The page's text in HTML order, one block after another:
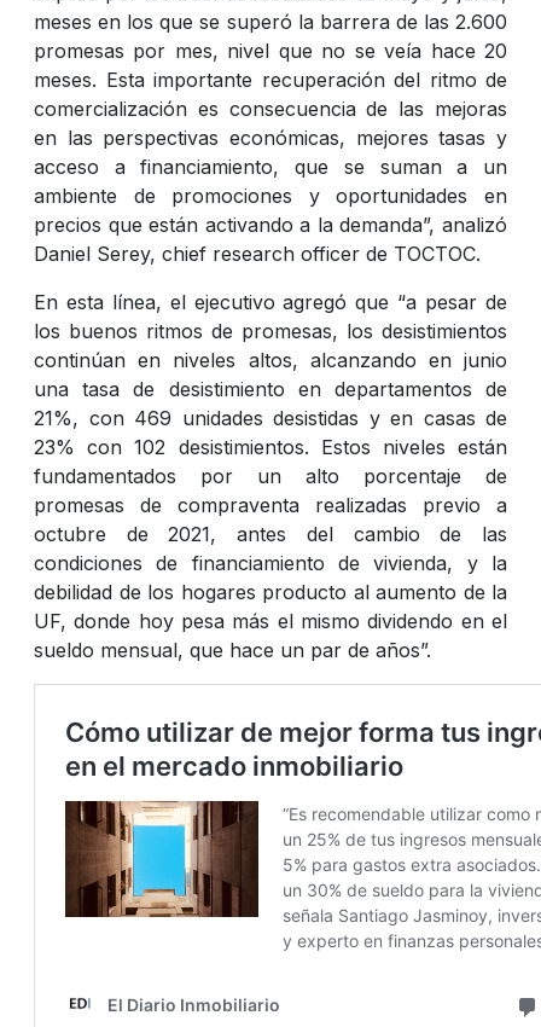
meses en los que se superó la barrera de las 2.600
promesas por mes, nivel que no se veía hace 20
meses. Esta importante recuperación del ritmo de
comercialización es consecuencia de las mejoras
en las perspectivas económicas, mejores tasas y
acceso a financiamiento, que se suman a un
ambiente de promociones y oportunidades en
precios que están activando a la demanda”, analizó
Daniel Serey, chief research officer de TOCTOC.
En esta línea, el ejecutivo agregó que “a pesar de
los buenos ritmos de promesas, los desistimientos
continúan en niveles altos, alcanzando en junio
una tasa de desistimiento en departamentos de
21%, con 469 unidades desistidas y en casas de
23% con 102 desistimientos. Estos niveles están
fundamentados por un alto porcentaje de
promesas de compraventa realizadas previo a
octubre de 2021, antes del cambio de las
condiciones de financiamiento de vivienda, y la
debilidad de los hogares producto al aumento de la
UF, donde hoy pesa más el mismo dividendo en el
sueldo mensual, que hace un par de años”.